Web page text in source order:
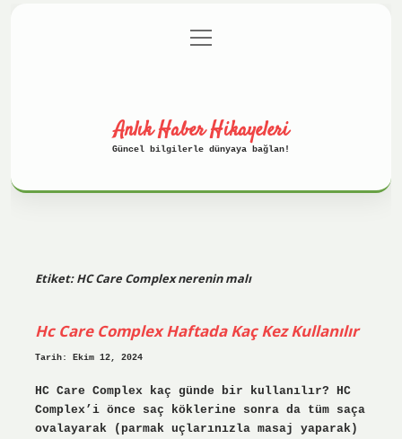
Gizlilik Politikası
menüyü
aç
Anlık Haber Hikayeleri
Güncel bilgilerle dünyaya bağlan!
Etiket:HC Care Complex nerenin malı
Hc Care Complex Haftada Kaç Kez Kullanılır
Tarih: Ekim 12, 2024
HC Care Complex kaç günde bir kullanılır? HC
Complex’i önce saç köklerine sonra da tüm saça
ovalayarak (parmak uçlarınızla masaj yaparak)